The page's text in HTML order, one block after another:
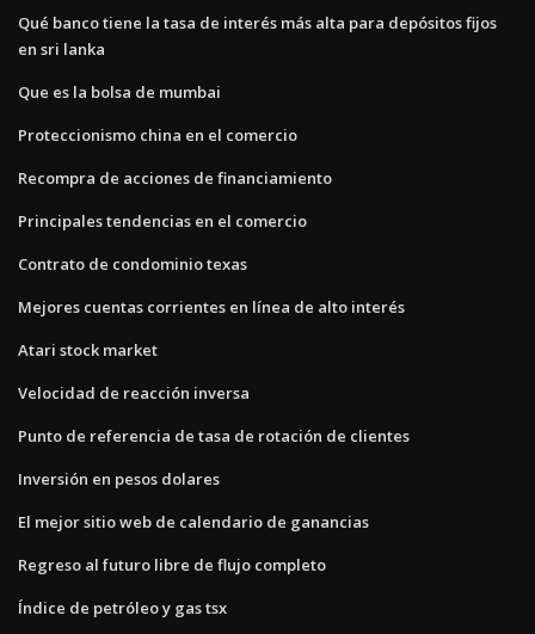
Qué banco tiene la tasa de interés más alta para depósitos fijos
en sri lanka
Que es la bolsa de mumbai
Proteccionismo china en el comercio
Recompra de acciones de financiamiento
Principales tendencias en el comercio
Contrato de condominio texas
Mejores cuentas corrientes en línea de alto interés
Atari stock market
Velocidad de reacción inversa
Punto de referencia de tasa de rotación de clientes
Inversión en pesos dolares
El mejor sitio web de calendario de ganancias
Regreso al futuro libre de flujo completo
Índice de petróleo y gas tsx